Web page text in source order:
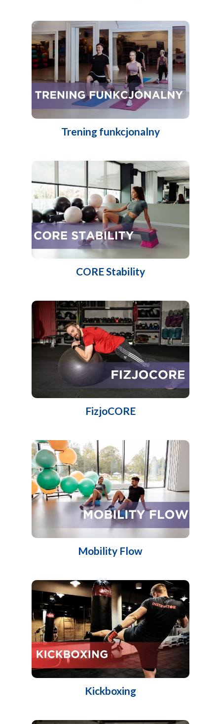
Trening funkcjonalny
CORE Stability
FizjoCORE
Mobility Flow
Kickboxing